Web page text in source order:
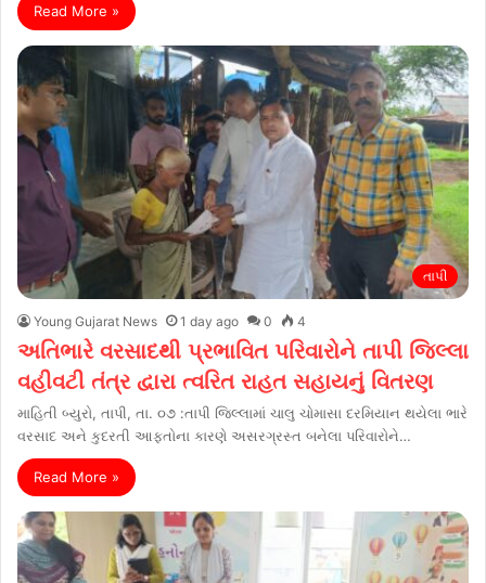
Read More »
તાપી
Young Gujarat News 1 day ago 0 4
અતિભારે વરસાદથી પ્રભાવિત પરિવારોને તાપી જિલ્લા
વહીવટી તંત્ર દ્વારા ત્વરિત રાહત સહાયનું વિતરણ
માહિતી બ્યુરો, તાપી, તા. ૦૭ :તાપી જિલ્લામાં ચાલુ ચોમાસા દરમિયાન થયેલા ભારે
વરસાદ અને કુદરતી આફતોના કારણે અસરગ્રસ્ત બનેલા પરિવારોને…
Read More »